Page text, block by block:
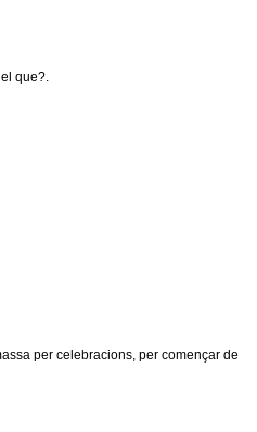
que?.
per celebracions, per començar de